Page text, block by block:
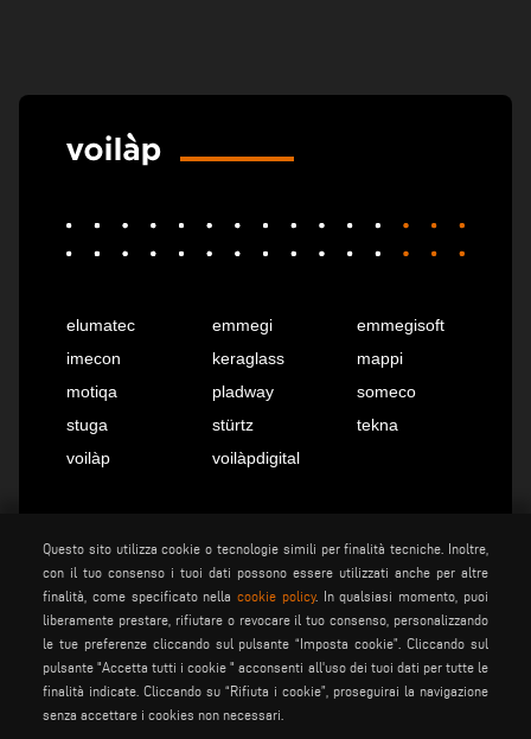
elumatec emmegi
emmegisoft
imecon
keraglass
mappi
motiqa
pladway
someco
stuga
stürtz
tekna
voilàp
voilàpdigital
Italiano info@tekna.it
be the change
privacy policy
note legali
Questo sito utilizza cookie o tecnologie simili per finalità tecniche. Inoltre,
con il tuo consenso i tuoi dati possono essere utilizzati anche per altre
finalità, come specificato nellacookie policy. In qualsiasi momento, puoi
liberamente prestare, rifiutare o revocare il tuo consenso, personalizzando
le tue preferenze cliccando sul pulsante “Imposta cookie”. Cliccando sul
pulsante "Accetta tutti i cookie " acconsenti all'uso dei tuoi dati per tutte le
finalità indicate. Cliccando su “Rifiuta i cookie”, proseguirai la navigazione
senza accettare i cookies non necessari.